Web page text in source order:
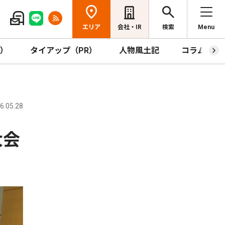
エリア 会社・IR 検索 Menu
タイアップ（PR） 人物風土記 コラム